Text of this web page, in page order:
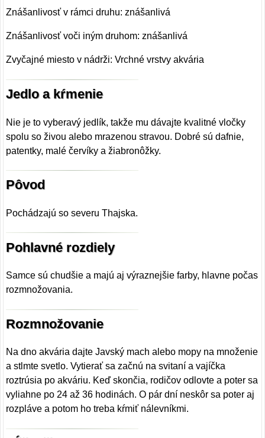
Znášanlivosť v rámci druhu: znášanlivá
Znášanlivosť voči iným druhom: znášanlivá
Zvyčajné miesto v nádrži: Vrchné vrstvy akvária
Jedlo a kŕmenie
Nie je to vyberavý jedlík, takže mu dávajte kvalitné vločky
spolu so živou alebo mrazenou stravou. Dobré sú dafnie,
patentky, malé červíky a žiabronôžky.
Pôvod
Pochádzajú so severu Thajska.
Pohlavné rozdiely
Samce sú chudšie a majú aj výraznejšie farby, hlavne počas
rozmnožovania.
Rozmnožovanie
Na dno akvária dajte Javský mach alebo mopy na množenie
a stlmte svetlo. Vytierať sa začnú na svitaní a vajíčka
roztrúsia po akváriu. Keď skončia, rodičov odlovte a poter sa
vyliahne po 24 až 36 hodinách. O pár dní neskôr sa poter aj
rozpláve a potom ho treba kŕmiť nálevníkmi.